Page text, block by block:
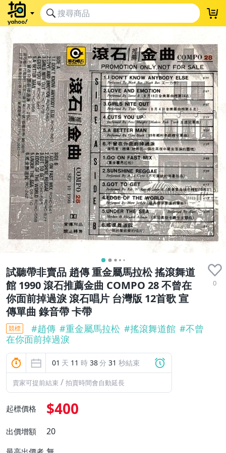
試聽帶非賣品 趙傳 重金屬馬拉松 搖滾舞道
館 1990 滾石推薦金曲 COMPO 28 不曾在
你面前掉過淚 滾石唱片 台灣版 12首歌 宣
傳單曲 錄音帶 卡帶
0
競標 #趙傳 #重金屬馬拉松 #搖滾舞道館 #不曾
在你面前掉過淚
01 天 11 時 38分 30 秒結束
賣家可提前結束 / 拍賣時間會自動延長
起標價格 $400
出價增額 20